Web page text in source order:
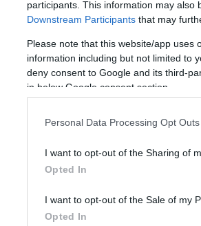
participants. This information may also
Downstream Participants that may
Please note that this website/app
information including but not limited to
deny consent to Google and its third-
in below Google consent section.
Personal Data Processing Opt Outs
I want to opt-out of the Sharing of
Opted In
I want to opt-out of the Sale of my
Opted In
The Dealer: